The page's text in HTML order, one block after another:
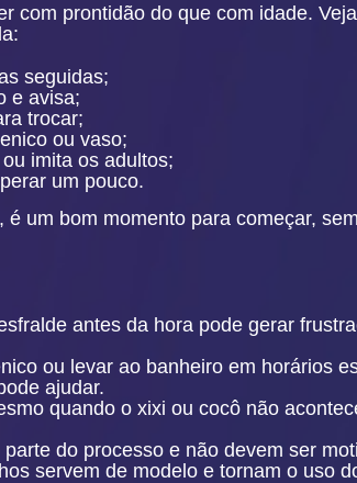
com prontidão do que com idade.
seguidas;
e avisa;
trocar;
ou vaso;
imita os adultos;
um pouco.
um bom momento para começar,
antes da hora pode gerar
ou levar ao banheiro em horários
ajudar.
quando o xixi ou cocô não
do processo e não devem ser
servem de modelo e tornam o uso